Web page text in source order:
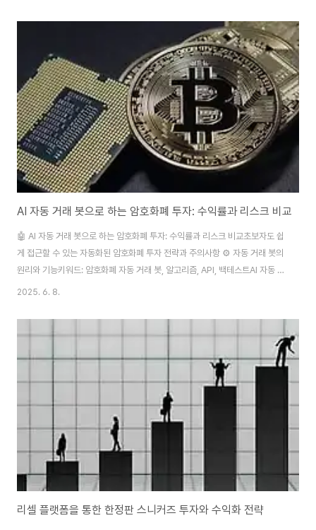
무인 카페, 무인 편의점 같은 형태의 창업이 크게 인기를 끌고 있습니다. 특히
코로나19 팬데믹 이후로 비대면 서비스에 대한 수요가 늘면서 이 같은 무인 사
업 모델은 더욱 주목받게 되었죠.무인 창업은 단순히 ‘사람 없는 가게’로만 정의
되기보다, 소규모 자동화 운영 + IT 시스템 기반의 스마트 창업 모델로 이해하
는 것이..
AI 자동 거래 봇으로 하는 암호화폐 투자: 수익률과 리스크 비교
🤖 AI 자동 거래 봇으로 하는 암호화폐 투자: 수익률과 리스크 비교초보자도 쉽
게 접근할 수 있는 자동화된 암호화폐 투자 전략과 주의사항 ⚙️ 자동 거래 봇의
원리와 기능키워드: 암호화폐 자동 거래 봇, 알고리즘, API, 백테스트AI 자동 거
래 봇은 인간의 개입 없이 알고리즘을 기반으로 실시간 시장 상황에 따라 매매
Programming Interface)를 이용해 사용자의 계좌와 연동되며, 사전에 설
정된 전략 또는 AI가 학습한 알고리즘에 따라 코인을 매수하거나 매도합니다.
이러한 자동 거래 봇은 고빈도 거래(HFT, High-Frequency Trading), 아
2025. 6. 8.
리셀 플랫폼을 통한 한정판 스니커즈 투자와 수익화 전략